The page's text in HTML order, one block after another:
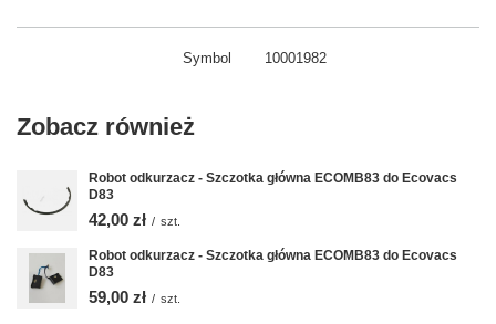
Symbol 10001982
Zobacz również
Robot odkurzacz - Szczotka główna ECOMB83 do Ecovacs
D83
42,00 zł / szt.
Robot odkurzacz - Szczotka główna ECOMB83 do Ecovacs
D83
59,00 zł / szt.